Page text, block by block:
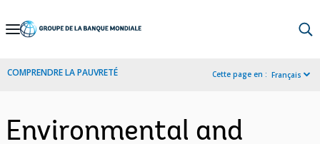
Skip
Navigation
COMPRENDRE LA PAUVRETÉ Cette page en : Français
Environmental and